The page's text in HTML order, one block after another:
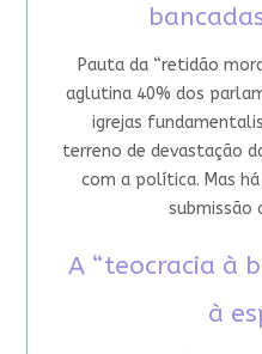
Pauta da “retidão
aglutina 40% dos
igrejas
terreno de devastação
com a política. Mas
submissão
A “teocracia à
à